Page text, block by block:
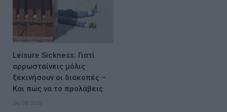
Leisure Sickness: Γιατί
αρρωσταίνεις μόλις
ξεκινήσουν οι διακοπές –
Και πώς να το προλάβεις
04/08/2026